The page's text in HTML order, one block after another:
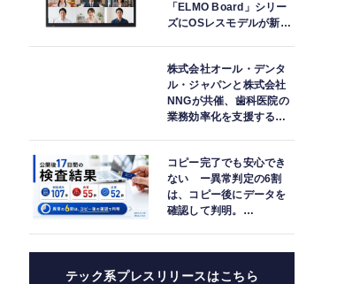
「ELMO Board」シリー
ズにOSレスモデルが新登
株式会社オール・デンタ
ル・ジャパンと株式会社
NNGが共催、歯科医院の
業務効率化を支援する院
紹介
コピー完了でも安心でき
ない ー異常判定の6割
は、コピー後にデータを
確認して判明。
集計
テック系プレスリリースはこちら